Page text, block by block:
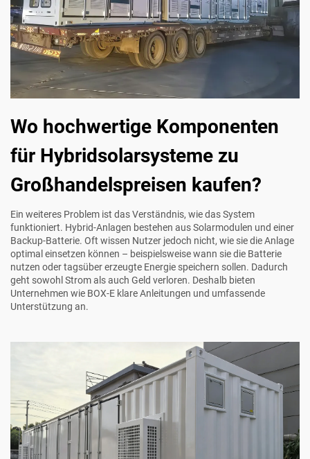
Wo hochwertige Komponenten
für Hybridsolarsysteme zu
Großhandelspreisen kaufen?
Ein weiteres Problem ist das Verständnis, wie das System
funktioniert. Hybrid-Anlagen bestehen aus Solarmodulen und einer
Backup-Batterie. Oft wissen Nutzer jedoch nicht, wie sie die Anlage
optimal einsetzen können – beispielsweise wann sie die Batterie
nutzen oder tagsüber erzeugte Energie speichern sollen. Dadurch
geht sowohl Strom als auch Geld verloren. Deshalb bieten
Unternehmen wie BOX-E klare Anleitungen und umfassende
Unterstützung an.